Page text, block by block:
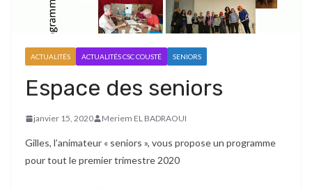
ACTUALITÉS ACTUALITÉS CSC COUSTÉ SENIORS
Espace des seniors
janvier 15, 2020 Meriem EL BADRAOUI
Gilles, l’animateur « seniors », vous propose un programme
pour tout le premier trimestre 2020